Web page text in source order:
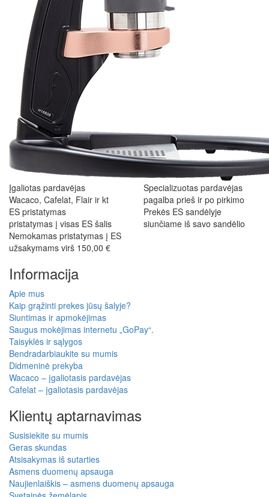
Įgaliotas pardavėjas
Wacaco, Cafelat, Flair ir kt
Specializuotas pardavėjas
pagalba prieš ir po pirkimo
ES pristatymas
pristatymas į visas ES šalis
Prekės ES sandėlyje
siunčiame iš savo sandėlio
Nemokamas pristatymas į ES
užsakymams virš 150,00 €
Informacija
Apie mus
Kaip grąžinti prekes jūsų šalyje?
Siuntimas ir apmokėjimas
Saugus mokėjimas internetu „GoPay“.
Taisyklės ir sąlygos
Bendradarbiaukite su mumis
Didmeninė prekyba
Wacaco – įgaliotasis pardavėjas
Cafelat – įgaliotasis pardavėjas
Klientų aptarnavimas
Susisiekite su mumis
Geras skundas
Atsisakymas iš sutarties
Asmens duomenų apsauga
Naujienlaiškis – asmens duomenų apsauga